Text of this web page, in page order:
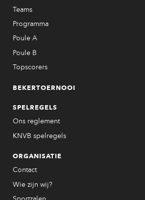
Teams
Programma
Poule A
Poule B
Topscorers
BEKERTOERNOOI
SPELREGELS
Ons reglement
KNVB spelregels
ORGANISATIE
Contact
Wie zijn wij?